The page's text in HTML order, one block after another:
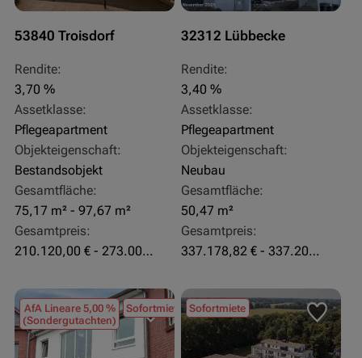
53840 Troisdorf
Rendite:
3,70 %
Assetklasse:
Pflegeapartment
Objekteigenschaft:
Bestandsobjekt
Gesamtfläche:
75,17 m² - 97,67 m²
Gesamtpreis:
210.120,00 € - 273.003,24 €
32312 Lübbecke
Rendite:
3,40 %
Assetklasse:
Pflegeapartment
Objekteigenschaft:
Neubau
Gesamtfläche:
50,47 m²
Gesamtpreis:
337.178,82 € - 337.207,06 €
AfA Lineare 5,00 %
(Sondergutachten)
Sofortmiete Sofortmiete